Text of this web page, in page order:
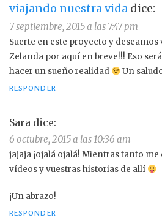
viajando nuestra vida dice:
7 septiembre, 2015 a las 7:47 pm
Suerte en este proyecto y deseamos
Zelanda por aquí en breve!!! Eso
hacer un sueño realidad
Un
RESPONDER
Sara dice:
6 octubre, 2015 a las 10:36 am
jajaja ¡ojalá ojalá! Mientras tanto
vídeos y vuestras historias de allí
¡Un abrazo!
RESPONDER